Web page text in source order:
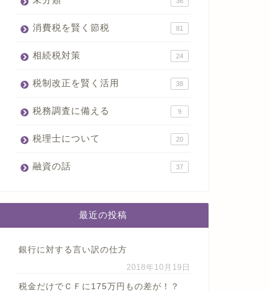
消費税を賢く節税 81
相続税対策 24
税制改正を賢く活用 38
税務調査に備える 9
税理士について 20
融資の話 37
最近の投稿
銀行に対する言い訳の仕方
2018年10月19日
税金だけでＣＦに175万円もの差が！？